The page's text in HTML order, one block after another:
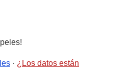
· ¿Los datos están